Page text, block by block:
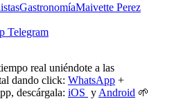
GastronomíaMaivette Perez
Telegram
real uniéndote a las
dando click: WhatsApp +
descárgala: iOS y Android 🌱